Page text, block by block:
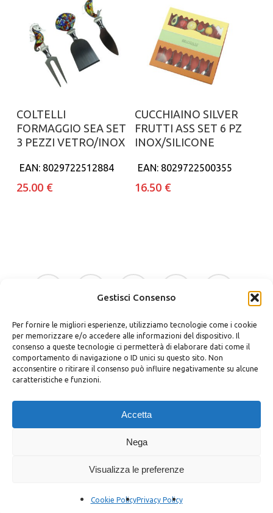
Gestisci Consenso
Per fornire le migliori esperienze, utilizziamo tecnologie come i cookie
per memorizzare e/o accedere alle informazioni del dispositivo. Il
consenso a queste tecnologie ci permetterà di elaborare dati come il
comportamento di navigazione o ID unici su questo sito. Non
acconsentire o ritirare il consenso può influire negativamente su alcune
caratteristiche e funzioni.
Accetta
Nega
Visualizza le preferenze
Cookie PolicyPrivacy Policy
Aggiungi al carrello
COLTELLI
FORMAGGIO SEA SET
3 PEZZI VETRO/INOX
EAN: 8029722512884
25.00 €
Aggiungi al carrello
CUCCHIAINO SILVER
FRUTTI ASS SET 6 PZ
INOX/SILICONE
EAN: 8029722500355
16.50 €
facebook
google-
instagram whatsapp tiktok
phone email
P.zza Vittorio Veneto 30 – 96012 Avola (SR)
P.iva 02037400898
Cookie Policy|Termini e Condizioni
© Bellino Regali Avola | Styled bysalvorubino.it